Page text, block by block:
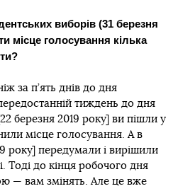
виборів (31 березня
місце голосування кілька
за п’ять днів до дня
тиждень до дня
березня 2019 року] ви пішли у
місце голосування. А в
року] передумали і вирішили
Тоді до кінця робочого дня
— вам змінять. Але це вже